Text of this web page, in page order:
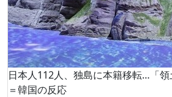
日本人112人、独島に本籍移転…「領
＝韓国の反応